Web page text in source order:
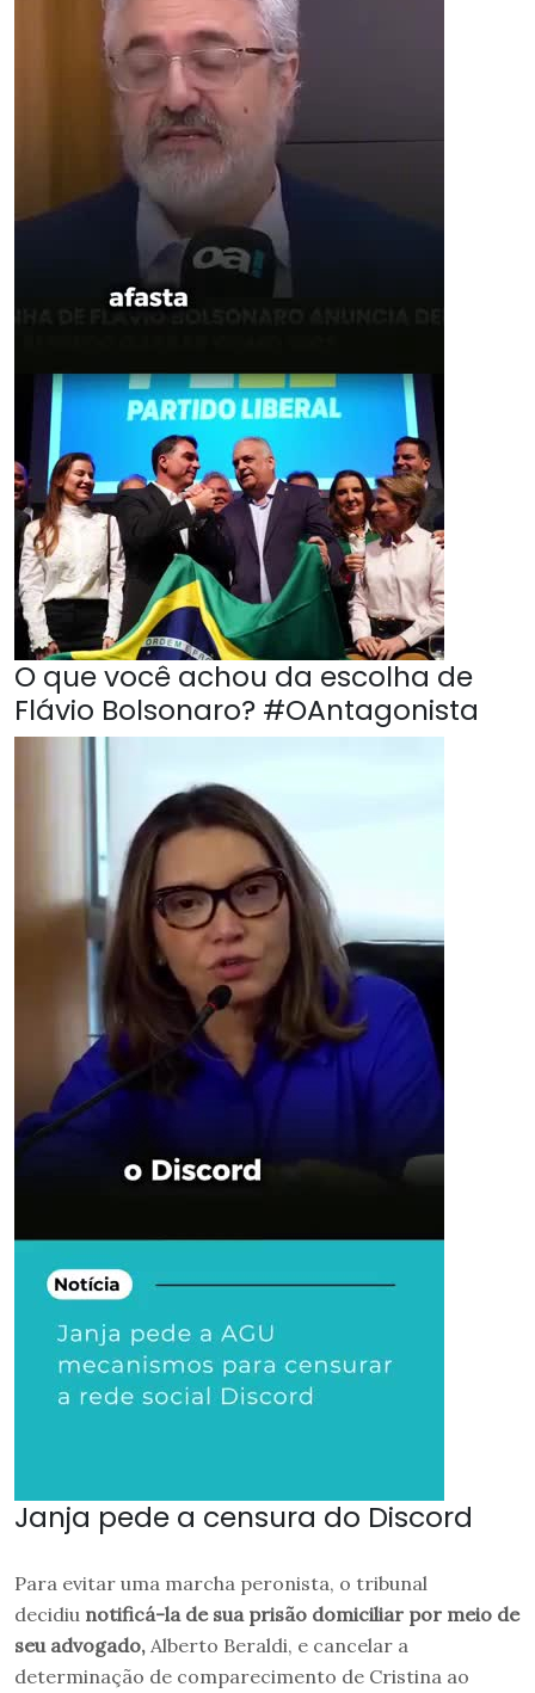
O que você achou da escolha de
Flávio Bolsonaro? #OAntagonista
Janja pede a censura do Discord
Para evitar uma marcha peronista, o tribunal
decidiu notificá-la de sua prisão domiciliar por meio de
seu advogado, Alberto Beraldi, e cancelar a
determinação de comparecimento de Cristina ao